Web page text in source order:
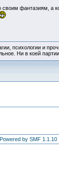
фантазиям, а
психологии и
Ни в коей
Powered by SMF 1.1.10